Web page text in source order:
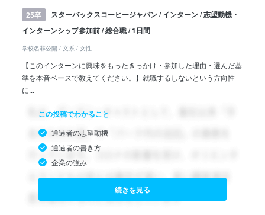
25卒
スターバックスコーヒージャパン / インターン / 志望動機・
インターンシップ参加前 / 総合職 / 1日間
学校名非公開 / 文系 / 女性
【このインターンに興味をもったきっかけ・参加した理由・選んだ基
準を本音ベースで教えてください。】就職するしないという方向性
に...
この投稿でわかること
通過者の志望動機
通過者の書き方
企業の強み
続きを見る